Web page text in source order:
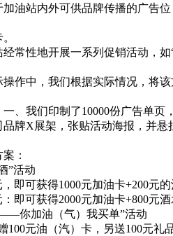
站内外可供品牌传播的广告位
性地开展一系列促销活动，如
中，我们根据实际情况，将该
我们印制了10000份广告单页
牌X展架，张贴活动海报，并
：
”活动
可获得1000元加油卡+200元的
可获得2000元加油卡+800元酒
你加油（气）我买单”活动
元油（汽）卡，另送100元礼